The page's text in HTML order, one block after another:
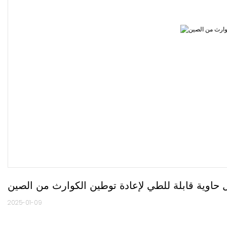
حاوية قابلة للطي لإعادة توطين الكوارث من الصين
2025-01-09